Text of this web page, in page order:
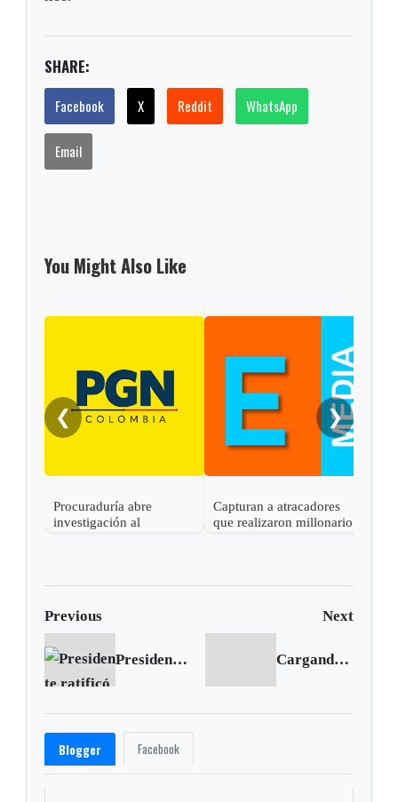
SHARE:
Facebook X Reddit WhatsApp
Email
You Might Also Like
❮
Procuraduría abre
investigación al
política
Capturan a atracadores
que realizaron millonario
❯
Previous Next
Presidente ratificó su compromiso total con la libertad de prensa Cargando siguiente...
Blogger Facebook